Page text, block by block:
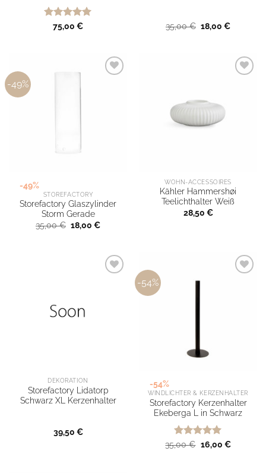
Bewertet
75,00 € 35,00€ Ursprünglicher
Preis
18,00€Aktueller
-49%
-49%
STOREFACTORY
Storefactory Glaszylinder
Storm Gerade
35,00€ Ursprünglicher
Preis
18,00€Aktueller
WOHN-ACCESSOIRES
Kähler Hammershøi
Teelichthalter Weiß
28,50 €
DEKORATION
Storefactory Lidatorp
Schwarz XL Kerzenhalter
39,50 €
-54%
-54%
WINDLICHTER & KERZENHALTER
Storefactory Kerzenhalter
Ekeberga L in Schwarz
Bewertet
35,00€ Ursprünglicher
Preis
16,00 €Aktueller